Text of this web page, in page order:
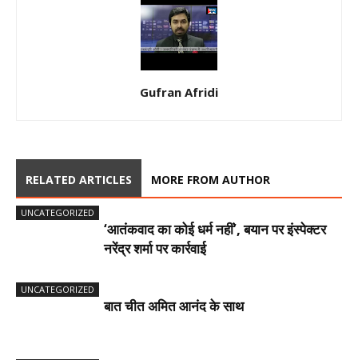
Gufran Afridi
RELATED ARTICLES MORE FROM AUTHOR
UNCATEGORIZED
‘आतंकवाद का कोई धर्म नहीं’, बयान पर इंस्पेक्टर
नरेंद्र शर्मा पर कार्रवाई
UNCATEGORIZED
बात चीत अमित आनंद के साथ